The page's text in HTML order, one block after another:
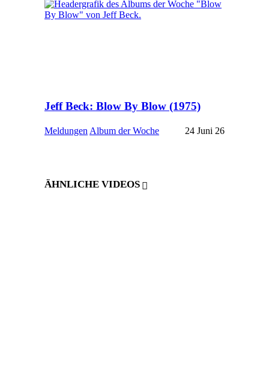
Jeff Beck: Blow By Blow (1975)
Meldungen Album der Woche 24 Juni 26
ÄHNLICHE VIDEOS